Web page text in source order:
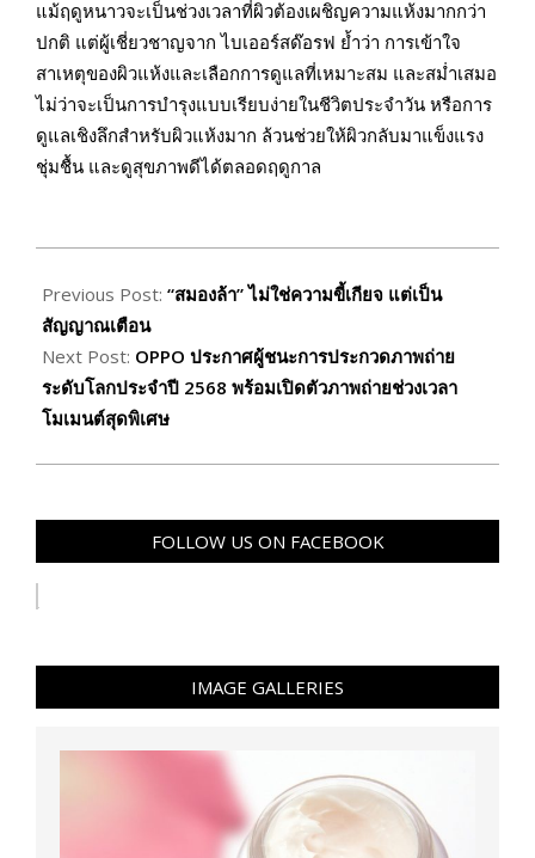
แม้ฤดูหนาวจะเป็นช่วงเวลาที่ผิวต้องเผชิญความแห้งมากกว่า
ปกติ แต่ผู้เชี่ยวชาญจาก ไบเออร์สด๊อรฟ ย้ำว่า การเข้าใจ
สาเหตุของผิวแห้งและเลือกการดูแลที่เหมาะสม และสม่ำเสมอ
ไม่ว่าจะเป็นการบำรุงแบบเรียบง่ายในชีวิตประจำวัน หรือการ
ดูแลเชิงลึกสำหรับผิวแห้งมาก ล้วนช่วยให้ผิวกลับมาแข็งแรง
ชุ่มชื้น และดูสุขภาพดีได้ตลอดฤดูกาล
12-
24
Previous Post: “สมองล้า” ไม่ใช่ความขี้เกียจ แต่เป็น
สัญญาณเตือน
Next Post: OPPO ประกาศผู้ชนะการประกวดภาพถ่าย
ระดับโลกประจำปี 2568 พร้อมเปิดตัวภาพถ่ายช่วงเวลา
โมเมนต์สุดพิเศษ
FOLLOW US ON FACEBOOK
IMAGE GALLERIES